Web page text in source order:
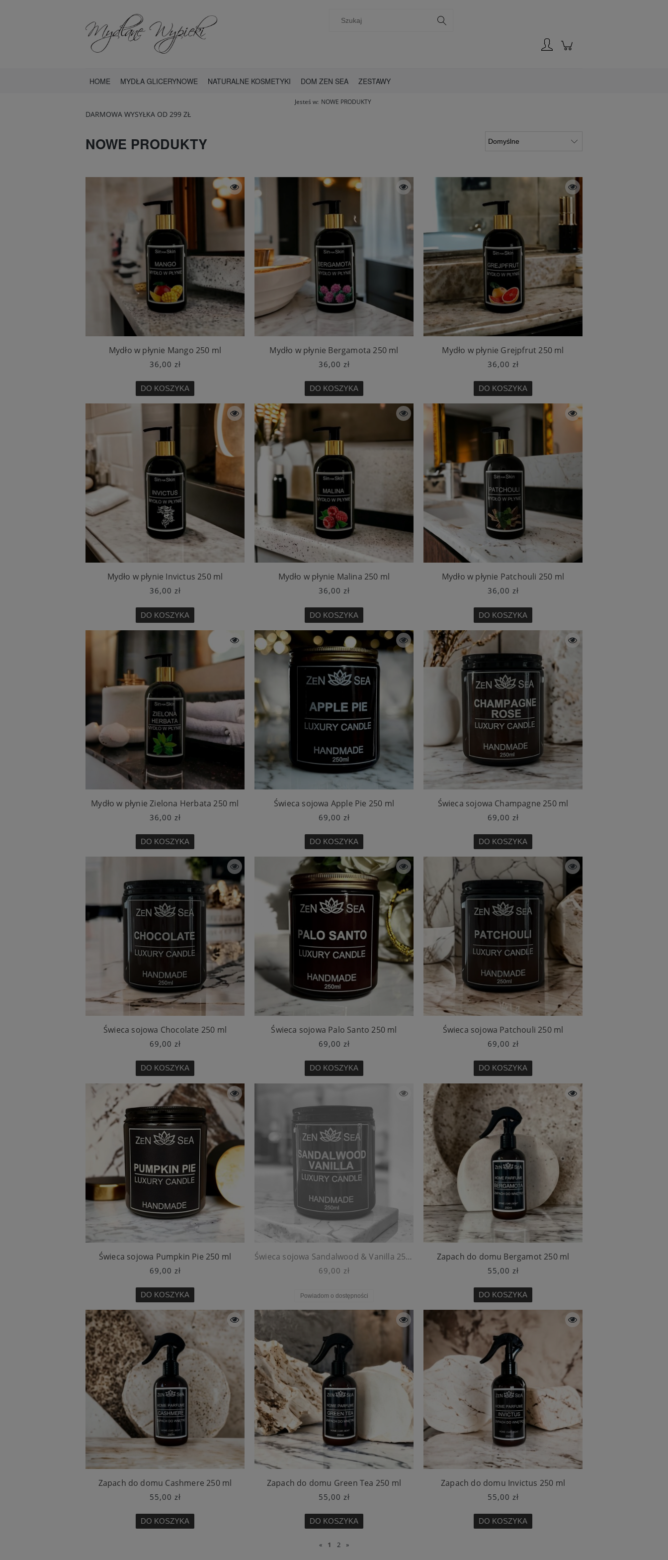
HOME MYDŁA GLICERYNOWE NATURALNE KOSMETYKI DOM ZEN SEA ZESTAWY
Jesteś w: NOWE PRODUKTY
DARMOWA WYSYŁKA OD 299 ZŁ
NOWE PRODUKTY
Mydło w płynie Mango 250 ml
36,00 zł
DO KOSZYKA
Mydło w płynie Bergamota 250 ml
36,00 zł
DO KOSZYKA
Mydło w płynie Grejpfrut 250 ml
36,00 zł
DO KOSZYKA
Mydło w płynie Invictus 250 ml
36,00 zł
DO KOSZYKA
Mydło w płynie Malina 250 ml
36,00 zł
DO KOSZYKA
Mydło w płynie Patchouli 250 ml
36,00 zł
DO KOSZYKA
Mydło w płynie Zielona Herbata 250 ml
36,00 zł
DO KOSZYKA
Świeca sojowa Apple Pie 250 ml
69,00 zł
DO KOSZYKA
Świeca sojowa Champagne 250 ml
69,00 zł
DO KOSZYKA
Świeca sojowa Chocolate 250 ml
69,00 zł
DO KOSZYKA
Świeca sojowa Palo Santo 250 ml
69,00 zł
DO KOSZYKA
Świeca sojowa Patchouli 250 ml
69,00 zł
DO KOSZYKA
Świeca sojowa Pumpkin Pie 250 ml
69,00 zł
DO KOSZYKA
Świeca sojowa Sandalwood & Vanilla 250 ml
69,00 zł
Powiadom o dostępności
Zapach do domu Bergamot 250 ml
55,00 zł
DO KOSZYKA
Zapach do domu Cashmere 250 ml
55,00 zł
DO KOSZYKA
Zapach do domu Green Tea 250 ml
55,00 zł
DO KOSZYKA
Zapach do domu Invictus 250 ml
55,00 zł
DO KOSZYKA
« 1 2 »